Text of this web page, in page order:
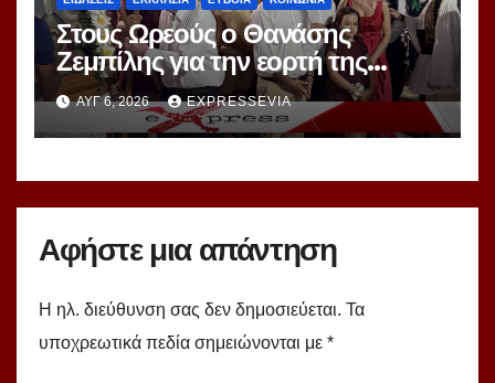
Στους Ωρεούς ο Θανάσης
Ζεμπίλης για την εορτή της
Μεταμορφώσεως Σωτήρος
ΑΥΓ 6, 2026 EXPRESSEVIA
Αφήστε μια απάντηση
Η ηλ. διεύθυνση σας δεν δημοσιεύεται. Τα
υποχρεωτικά πεδία σημειώνονται με *